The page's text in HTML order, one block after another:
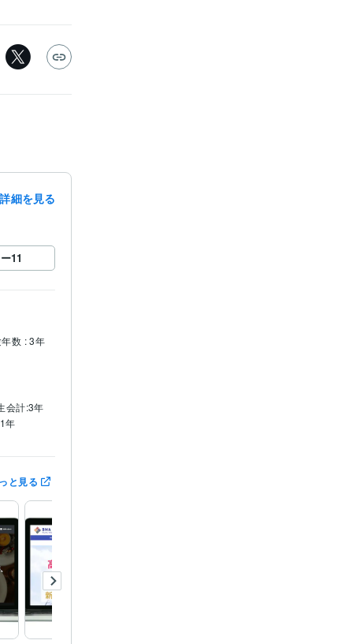
細を見る
11
数 : 3年
会計:3年
年
と見る